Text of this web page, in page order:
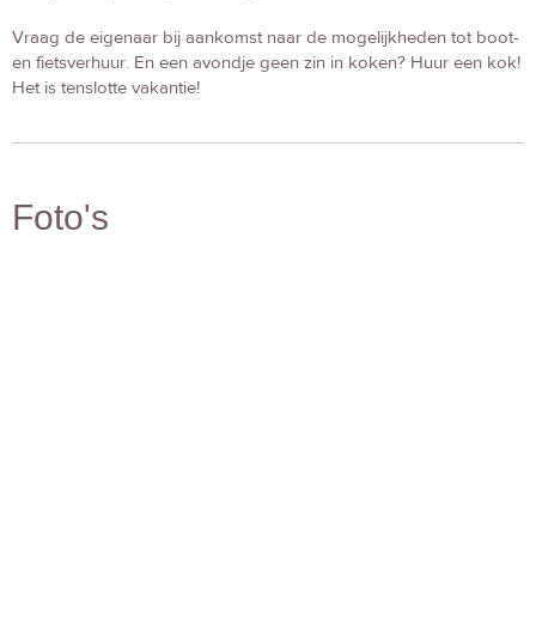
Vraag de eigenaar bij aankomst naar de mogelijkheden tot boot-
en fietsverhuur. En een avondje geen zin in koken? Huur een kok!
Het is tenslotte vakantie!
Foto's